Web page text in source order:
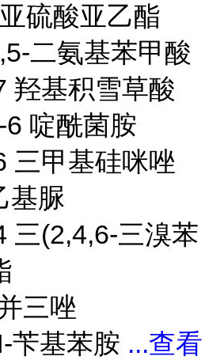
硫酸亚乙酯
二氨基苯甲酸
羟基积雪草酸
啶酰菌胺
三甲基硅咪唑
基脲
三(2,4,6-三溴苯
三唑
苄基苯胺 ...查看